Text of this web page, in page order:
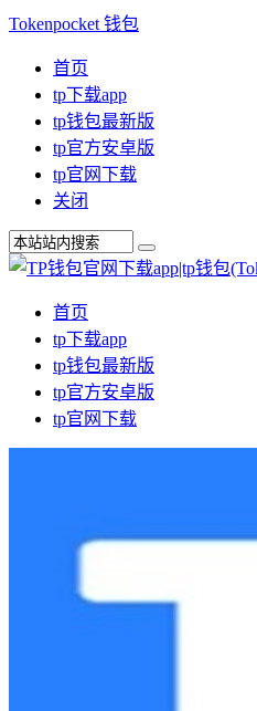
Tokenpocket 钱包
首页
tp下载app
tp钱包最新版
tp官方安卓版
tp官网下载
关闭
首页
tp下载app
tp钱包最新版
tp官方安卓版
tp官网下载